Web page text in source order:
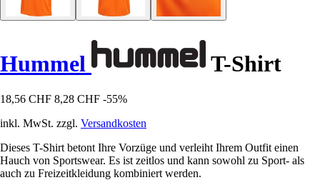
Hummel T-Shirt
18,56 CHF 8,28 CHF -55%
inkl. MwSt. zzgl. Versandkosten
Dieses T-Shirt betont Ihre Vorzüge und verleiht Ihrem Outfit einen
Hauch von Sportswear. Es ist zeitlos und kann sowohl zu Sport- als
auch zu Freizeitkleidung kombiniert werden.